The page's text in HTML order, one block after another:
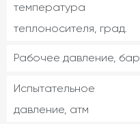
температура
теплоносителя, град.
Рабочее давление, бар
Испытательное
давление, атм